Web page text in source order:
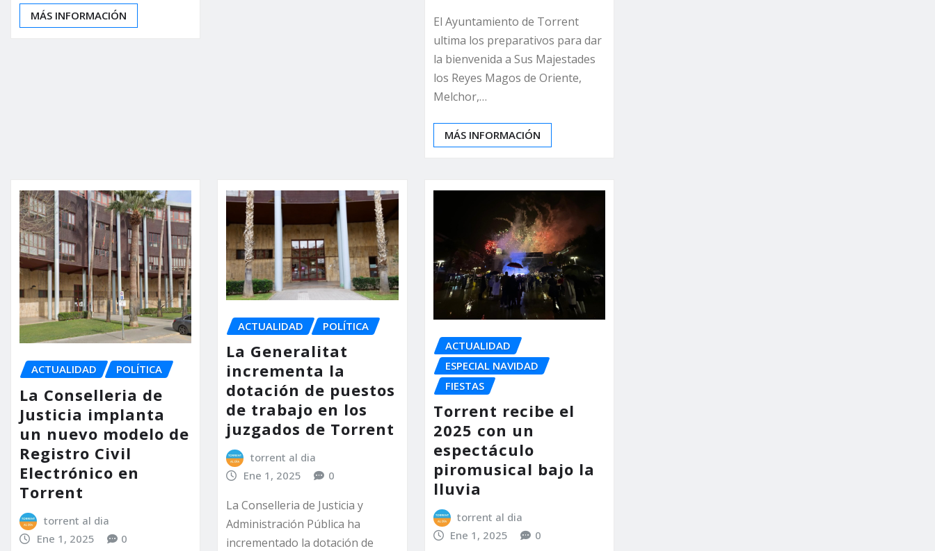
MÁS INFORMACIÓN
El Ayuntamiento de Torrent
ultima los preparativos para dar
la bienvenida a Sus Majestades
los Reyes Magos de Oriente,
Melchor,…
MÁS INFORMACIÓN
ACTUALIDAD POLÍTICA
La Conselleria de
Justicia implanta
un nuevo modelo de
Registro Civil
Electrónico en
Torrent
torrent al dia
Ene 1, 2025
0
ACTUALIDAD POLÍTICA
La Generalitat
incrementa la
dotación de puestos
de trabajo en los
juzgados de Torrent
torrent al dia
Ene 1, 2025
0
La Conselleria de Justicia y
Administración Pública ha
incrementado la dotación de
ACTUALIDAD
ESPECIAL NAVIDAD
FIESTAS
Torrent recibe el
2025 con un
espectáculo
piromusical bajo la
lluvia
torrent al dia
Ene 1, 2025
0